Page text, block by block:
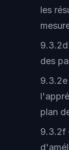
les
des
plan
9.3.2f